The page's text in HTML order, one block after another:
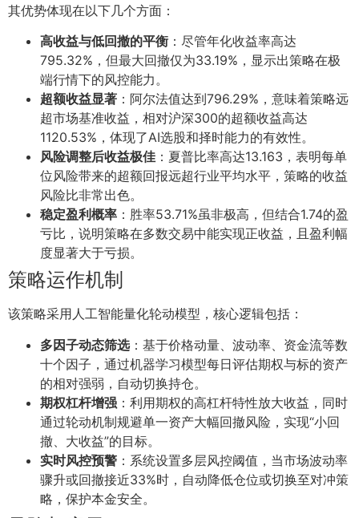
其优势体现在以下几个方面：
高收益与低回撤的平衡 ：尽管年化收益率高达
795.32%，但最大回撤仅为33.19%，显示出策略在极
端行情下的风控能力。
超额收益显著 ：阿尔法值达到796.29%，意味着策略远
超市场基准收益，相对沪深300的超额收益高达
1120.53%，体现了AI选股和择时能力的有效性。
风险调整后收益极佳 ：夏普比率高达13.163，表明每单
位风险带来的超额回报远超行业平均水平，策略的收益
风险比非常出色。
稳定盈利概率 ：胜率53.71%虽非极高，但结合1.74的盈
亏比，说明策略在多数交易中能实现正收益，且盈利幅
度显著大于亏损。
策略运作机制
该策略采用人工智能量化轮动模型，核心逻辑包括：
多因子动态筛选：基于价格动量、波动率、资金流等数
十个因子，通过机器学习模型每日评估期权与标的资产
的相对强弱，自动切换持仓。
期权杠杆增强 ：利用期权的高杠杆特性放大收益，同时
通过轮动机制规避单一资产大幅回撤风险，实现“小回
撤、大收益”的目标。
实时风控预警 ：系统设置多层风控阈值，当市场波动率
骤升或回撤接近33%时，自动降低仓位或切换至对冲策
略，保护本金安全。